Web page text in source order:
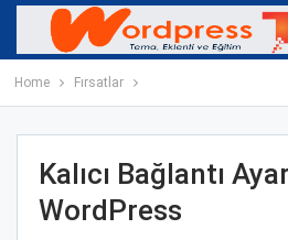
Home Fırsatlar
Kalıcı Bağlantı
WordPress